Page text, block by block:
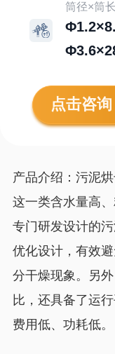
筒径×筒长
点击咨询
产品介绍：污泥
这一类含水量高
专门研发设计的
优化设计，有效
分干燥现象。另
比，还具备了运
费用低、功耗低。